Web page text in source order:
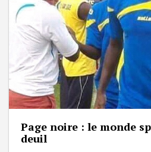
Page noire : le monde
deuil